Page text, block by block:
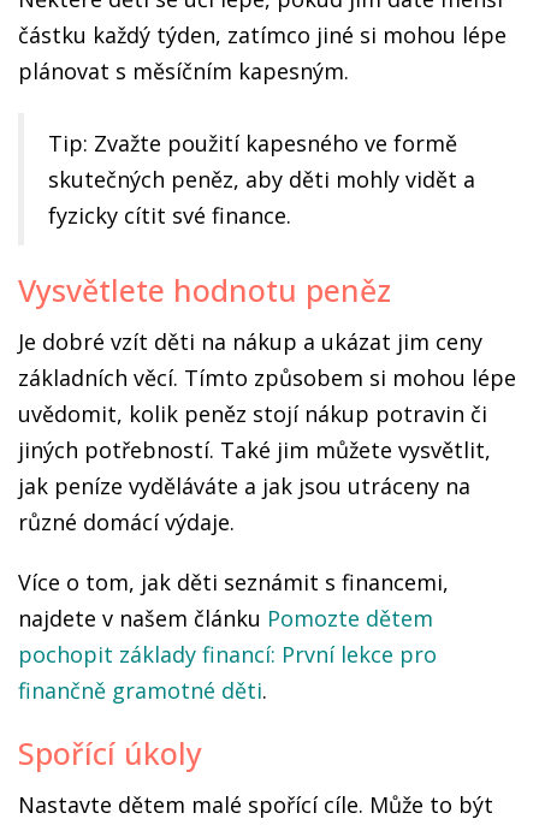
částku každý týden, zatímco jiné si mohou lépe
plánovat s měsíčním kapesným.
Tip: Zvažte použití kapesného ve formě
skutečných peněz, aby děti mohly vidět a
fyzicky cítit své finance.
Vysvětlete hodnotu peněz
Je dobré vzít děti na nákup a ukázat jim ceny
základních věcí. Tímto způsobem si mohou lépe
uvědomit, kolik peněz stojí nákup potravin či
jiných potřebností. Také jim můžete vysvětlit,
jak peníze vyděláváte a jak jsou utráceny na
různé domácí výdaje.
Více o tom, jak děti seznámit s financemi,
najdete v našem článku Pomozte dětem
pochopit základy financí: První lekce pro
finančně gramotné děti.
Spořící úkoly
Nastavte dětem malé spořící cíle. Může to být